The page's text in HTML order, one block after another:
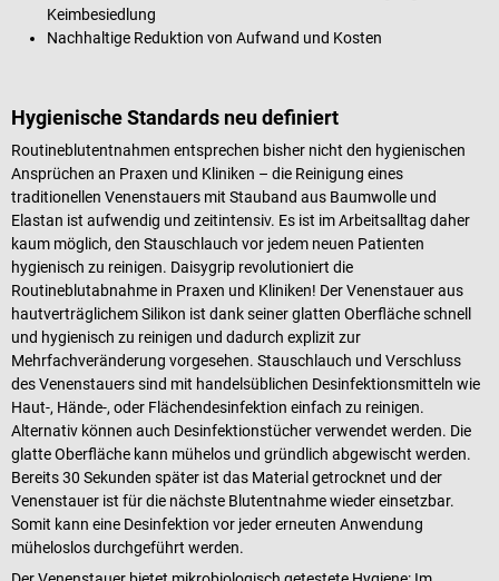
Keimbesiedlung
Nachhaltige Reduktion von Aufwand und Kosten
Hygienische Standards neu definiert
Routineblutentnahmen entsprechen bisher nicht den hygienischen
Ansprüchen an Praxen und Kliniken – die Reinigung eines
traditionellen Venenstauers mit Stauband aus Baumwolle und
Elastan ist aufwendig und zeitintensiv. Es ist im Arbeitsalltag daher
kaum möglich, den Stauschlauch vor jedem neuen Patienten
hygienisch zu reinigen. Daisygrip revolutioniert die
Routineblutabnahme in Praxen und Kliniken! Der Venenstauer aus
hautverträglichem Silikon ist dank seiner glatten Oberfläche schnell
und hygienisch zu reinigen und dadurch explizit zur
Mehrfachveränderung vorgesehen. Stauschlauch und Verschluss
des Venenstauers sind mit handelsüblichen Desinfektionsmitteln wie
Haut-, Hände-, oder Flächendesinfektion einfach zu reinigen.
Alternativ können auch Desinfektionstücher verwendet werden. Die
glatte Oberfläche kann mühelos und gründlich abgewischt werden.
Bereits 30 Sekunden später ist das Material getrocknet und der
Venenstauer ist für die nächste Blutentnahme wieder einsetzbar.
Somit kann eine Desinfektion vor jeder erneuten Anwendung
müheloslos durchgeführt werden.